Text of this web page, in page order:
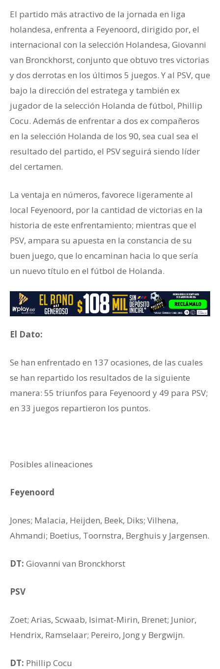
El partido más atractivo de la jornada en liga
holandesa, enfrenta a Feyenoord, dirigido por, el
internacional con la selección Holandesa, Giovanni
van Bronckhorst, conjunto que obtuvo tres victorias
y dos derrotas en los últimos 5 juegos. Y al PSV, que
bajo la dirección del estratega y también ex
jugador de la selección Holanda de fútbol, Phillip
Cocu. Además de enfrentar a dos ex compañeros
en la selección Holanda de los 90, sea cual sea el
resultado del partido, el PSV seguirá siendo líder
del certamen.
La ventaja en números, favorece ligeramente al
local Feyenoord, por la cantidad de victorias en la
historia de este enfrentamiento; mientras que el
PSV, ampara su apuesta en la constancia de su
buen juego, que lo encaminan hacia lo que sería
un nuevo título en el fútbol de Holanda.
El Dato:
Se han enfrentado en 137 ocasiones, de las cuales
se han repartido los resultados de la siguiente
manera: 55 triunfos para Feyenoord y 49 para PSV;
en 33 juegos repartieron los puntos.
Posibles alineaciones
Feyenoord
Jones; Malacia, Heijden, Beek, Diks; Vilhena,
Ahmandi; Boetius, Toornstra, Berghuis y Jargensen.
DT: Giovanni van Bronckhorst
PSV
Zoet; Arias, Scwaab, Isimat-Mirin, Brenet; Junior,
Hendrix, Ramselaar; Pereiro, Jong y Bergwijn.
DT: Phillip Cocu